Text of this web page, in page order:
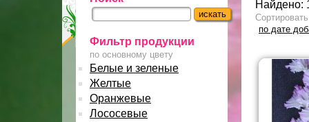
Фильтр продукции
по основному цвету
Белые и зеленые
Желтые
Оранжевые
Лососевые
Найдено:
по дате